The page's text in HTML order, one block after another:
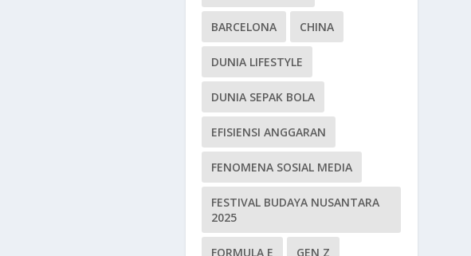
BARCELONA CHINA
DUNIA LIFESTYLE
DUNIA SEPAK BOLA
EFISIENSI ANGGARAN
FENOMENA SOSIAL MEDIA
FESTIVAL BUDAYA NUSANTARA
2025
FORMULA E GEN Z